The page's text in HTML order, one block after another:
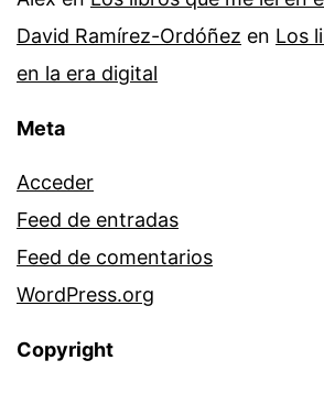
David Ramírez-Ordóñez en Los
en la era digital
Meta
Acceder
Feed de entradas
Feed de comentarios
WordPress.org
Copyright